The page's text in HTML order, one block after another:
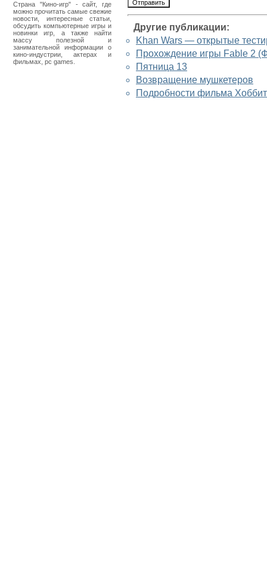
Страна "Кино-игр" - сайт, где
можно прочитать самые свежие
новости, интересные статьи,
обсудить компьютерные игры и
новинки игр, а также найти
массу полезной и
занимательной информации о
кино-индустрии, актерах и
фильмах, pc games.
Другие публикации:
Khan Wars — открытые
Прохождение игры Fable 2
Пятница 13
Возвращение мушкетеров
Подробности фильма Хоббит